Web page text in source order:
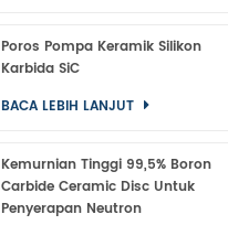
Poros Pompa Keramik Silikon
Karbida SiC
BACA LEBIH LANJUT
Kemurnian Tinggi 99,5% Boron
Carbide Ceramic Disc Untuk
Penyerapan Neutron